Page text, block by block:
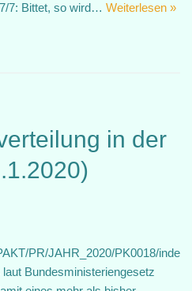
7: Bittet, so wird… Weiterlesen »
in der
PR/JAHR_2020/PK0018/inde
Bundesministeriengesetz